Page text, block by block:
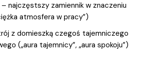
– najczęstszy zamiennik w znaczeniu
atmosfera w pracy”)
z domieszką czegoś tajemniczego
(„aura tajemnicy”, „aura spokoju”)